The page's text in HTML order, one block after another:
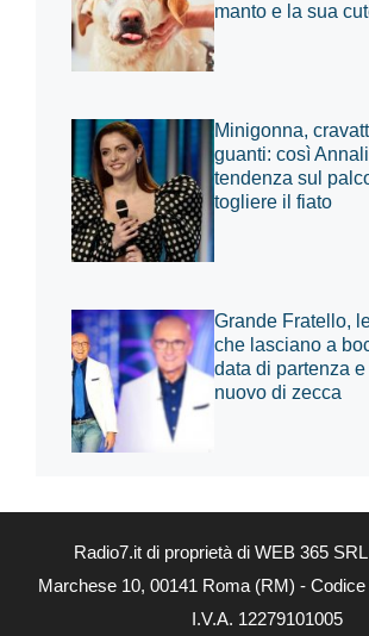
manto e la sua
Minigonna,
guanti: così
tendenza sul
togliere il fiato
Grande Fratello,
che lasciano a
data di partenza
nuovo di zecca
Radio7.it di proprietà di WEB 365
Marchese 10, 00141 Roma (RM) -
I.V.A. 12279101005